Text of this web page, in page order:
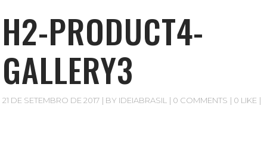
H2-PRODUCT4-
GALLERY3
21 DE SETEMBRO DE 2017 BY IDEIABRASIL 0 COMMENTS 0 LIKE